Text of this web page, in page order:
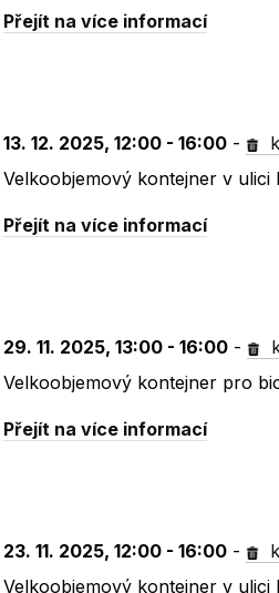
Přejít na více informací
13. 12. 2025, 12:00 - 16:00 -
Velkoobjemový kontejner v ulici
Přejít na více informací
29. 11. 2025, 13:00 - 16:00 -
Velkoobjemový kontejner pro
Přejít na více informací
23. 11. 2025, 12:00 - 16:00 -
Velkoobjemový kontejner v ulici